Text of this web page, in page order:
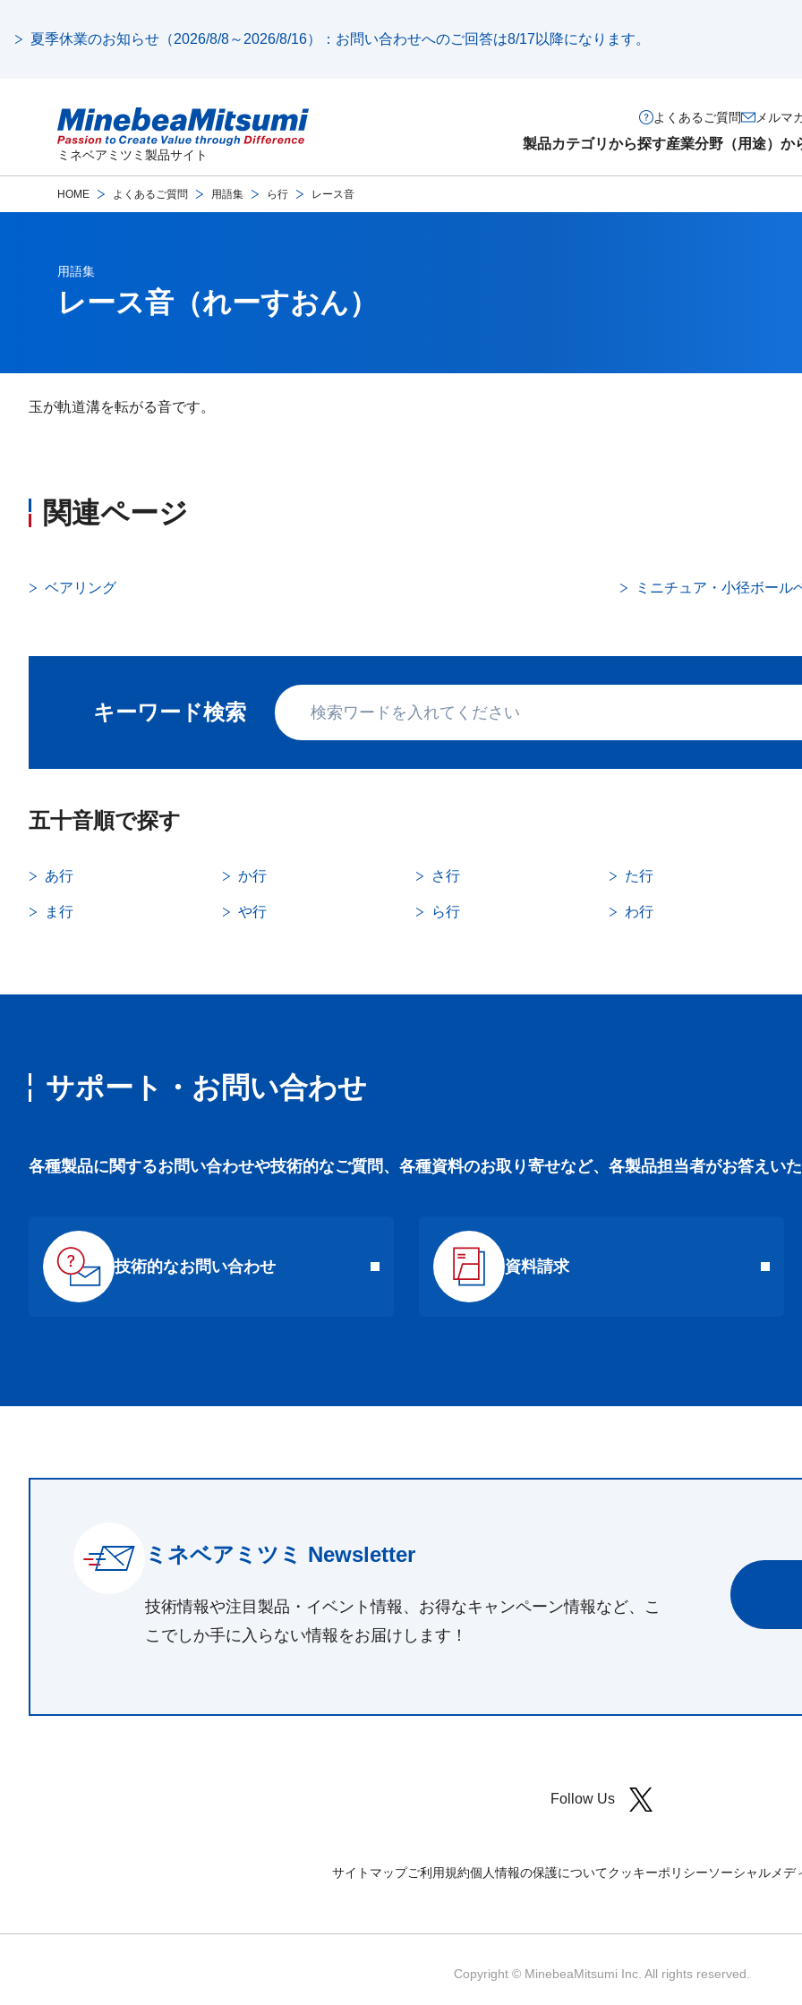
夏季休業のお知らせ（2026/8/8～2026/8/16）：お問い合わせへのご回答は8/17以降になります。
ミネベアミツミ製品サイト
製品カテゴリから探す産業分野（用途）か
よくあるご質問 メルマ
HOME よくあるご質問 用語集 ら行 レース音
用語集
レース音 （れーすおん）
玉が軌道溝を転がる音です。
関連ページ
ベアリング ミニチュア・小径ボール
キーワード検索
五十音順で探す
あ行 か行 さ行 た行
ま行 や行 ら行 わ行
サポート・お問い合わせ
各種製品に関するお問い合わせや技術的なご質問、各種資料のお取り寄せなど、各製品担当者がお答えいた
技術的なお問い合わせ 資料請求
ミネベアミツミ Newsletter
技術情報や注目製品・イベント情報、お得なキャンペーン情報など、こ
こでしか手に入らない情報をお届けします！
Follow Us
サイトマップご利用規約個人情報の保護についてクッキーポリシーソーシャルメデ
Copyright © MinebeaMitsumi Inc. All rights reserved.​